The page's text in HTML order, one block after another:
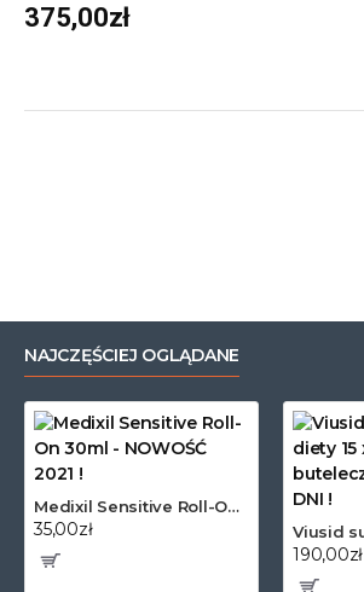
375,00zł
NAJCZĘŚCIEJ OGLĄDANE
Medixil Sensitive Roll-On 30ml - NOWOŚĆ 2021 !
35,00zł
190,00zł